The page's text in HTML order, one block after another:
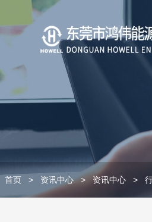
首页 > 资讯中心 > 资讯中心 >